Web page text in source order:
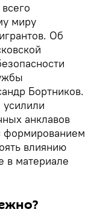
миру
Об
Бортников.
анклавов
формированием
влиянию
в материале